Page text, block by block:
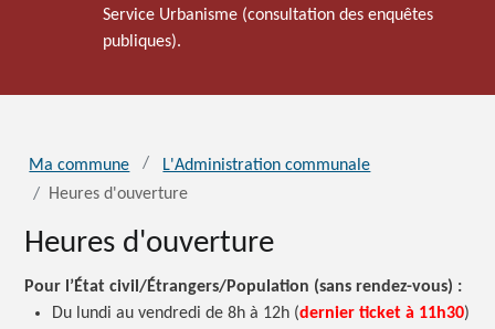
Service Urbanisme (consultation des enquêtes
publiques).
Ma commune
L'Administration communale
Heures d'ouverture
Heures d'ouverture
Pour l’État civil/Étrangers/Population (sans rendez-vous) :
Du lundi au vendredi de 8h à 12h (dernier ticket à 11h30)